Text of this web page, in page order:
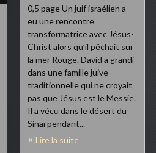
0,5 page Un juif israélien a
eu une rencontre
transformatrice avec Jésus-
Christ alors qu’il pêchait sur
la mer Rouge. David a grandi
dans une famille juive
traditionnelle qui ne croyait
pas que Jésus est le Messie.
Il a vécu dans le désert du
Sinaï pendant...
Lire la suite